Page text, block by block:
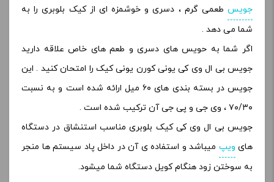
جویس طعمی گرم ، دسری و خوشمزه ای از کیک بلوبری را به
شما می دهد .
اگر شما به حویس های دسری و طعم های خاص علاقه دارید
جویس بی ال وی کی یونی کورن یونی کیک را امتحان کنید . این
جویس در بسته بندی های ۶۰ میل ارائه شده است و به نسبت
۷۰/۳۰ ، وی جی و پی جی آن ترکیب شده است .
جویس بی ال وی کی کیک بلوبری مناسب استنشاق در دستگاه
های ویپ میباشد و استفاده ی آن در داخل پاد سیستم ها منجر
به سوختن زود هنگام کویل دستگاه شما میشود.